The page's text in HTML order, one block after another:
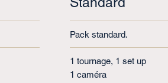
Pack standard.
1 tournage, 1 set up
1 caméra